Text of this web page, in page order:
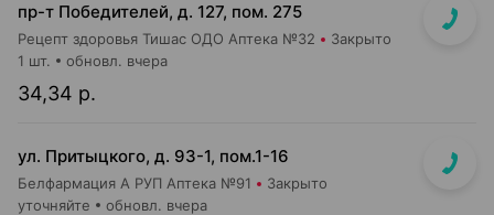
пр-т Победителей, д. 127, пом. 275
Рецепт здоровья Тишас ОДО Аптека №32 Закрыто
34,34 р.
1 шт. обновл. вчера
ул. Притыцкого, д. 93-1, пом.1-16
Белфармация А РУП Аптека №91 Закрыто
уточняйте обновл. вчера